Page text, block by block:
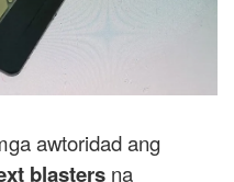
awtoridad ang
blasters na